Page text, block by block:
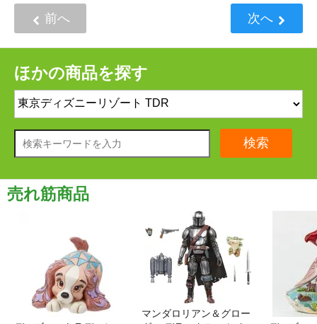
前へ 次へ
ほかの商品を探す
検索
売れ筋商品
マンダロリアン＆グロー